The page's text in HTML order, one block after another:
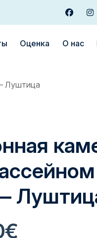
facebook
Oценка О нас
Луштица